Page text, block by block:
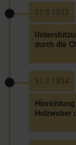
31.5.1933
durch die
31.7.1934
Holzweber